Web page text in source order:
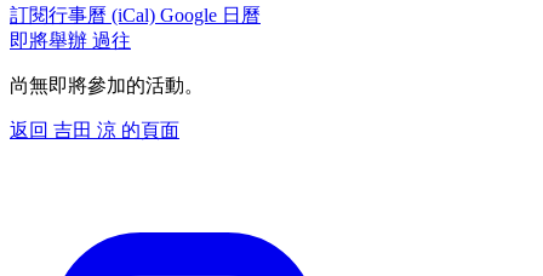
訂閱行事曆 (iCal) Google 日曆
即將舉辦 過往
尚無即將參加的活動。
返回 吉田 涼 的頁面